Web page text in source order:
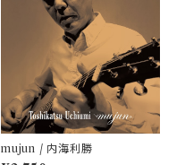
mujun / 内海利勝